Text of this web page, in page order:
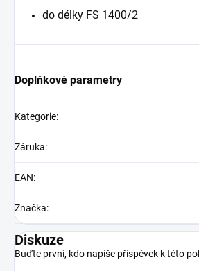
do délky FS 1400/2
Doplňkové parametry
Kategorie:
Záruka:
EAN:
Značka:
Diskuze
Buďte první, kdo napíše příspěvek k této